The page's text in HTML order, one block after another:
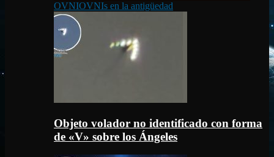
OVNIOVNIs en la antigüedad
Objeto volador no identificado con forma
de «V» sobre los Ángeles